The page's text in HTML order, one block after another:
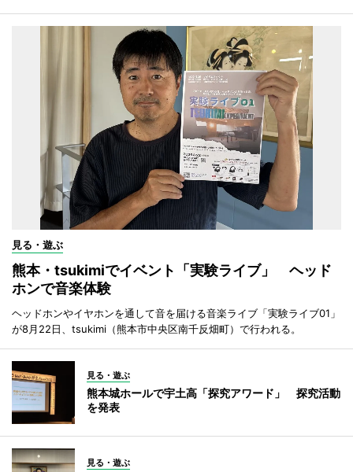
見る・遊ぶ
熊本・tsukimiでイベント「実験ライブ」 ヘッド
ホンで音楽体験
ヘッドホンやイヤホンを通して音を届ける音楽ライブ「実験ライブ01」
が8月22日、tsukimi（熊本市中央区南千反畑町）で行われる。
見る・遊ぶ
熊本城ホールで宇土高「探究アワード」 探究活動
を発表
見る・遊ぶ